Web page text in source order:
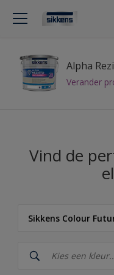
Verander
Vind de
Sikkens Colour
Sikkens